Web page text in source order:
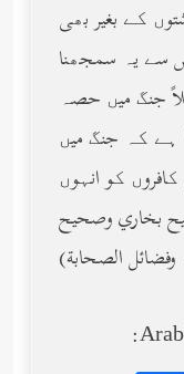
کے بغیر بھی
سے یہ سمجھنا
جنگ میں حصہ
ہے کہ جنگ میں
کو انہوں
بخاري وصحيح
الصحابة)